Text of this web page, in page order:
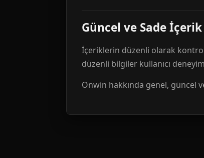
Güncel ve Sade İçerik
İçeriklerin düzenli olarak kontrol
düzenli bilgiler kullanıcı
Onwin hakkında genel, güncel